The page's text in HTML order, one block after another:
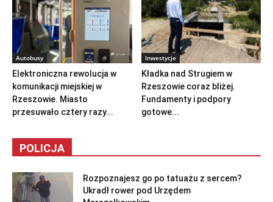
Autobusy
Elektroniczna rewolucja w
komunikacji miejskiej w
Rzeszowie. Miasto
przesuwało cztery razy...
Inwestycje
Kładka nad Strugiem w
Rzeszowie coraz bliżej.
Fundamenty i podpory
gotowe...
POLICJA
Rozpoznajesz go po tatuażu z sercem?
Ukradł rower pod Urzędem